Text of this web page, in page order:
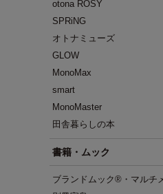
otona ROSY
SPRiNG
オトナミューズ
GLOW
MonoMax
smart
MonoMaster
田舎暮らしの本
書籍・ムック
ブランドムック®・マルチ